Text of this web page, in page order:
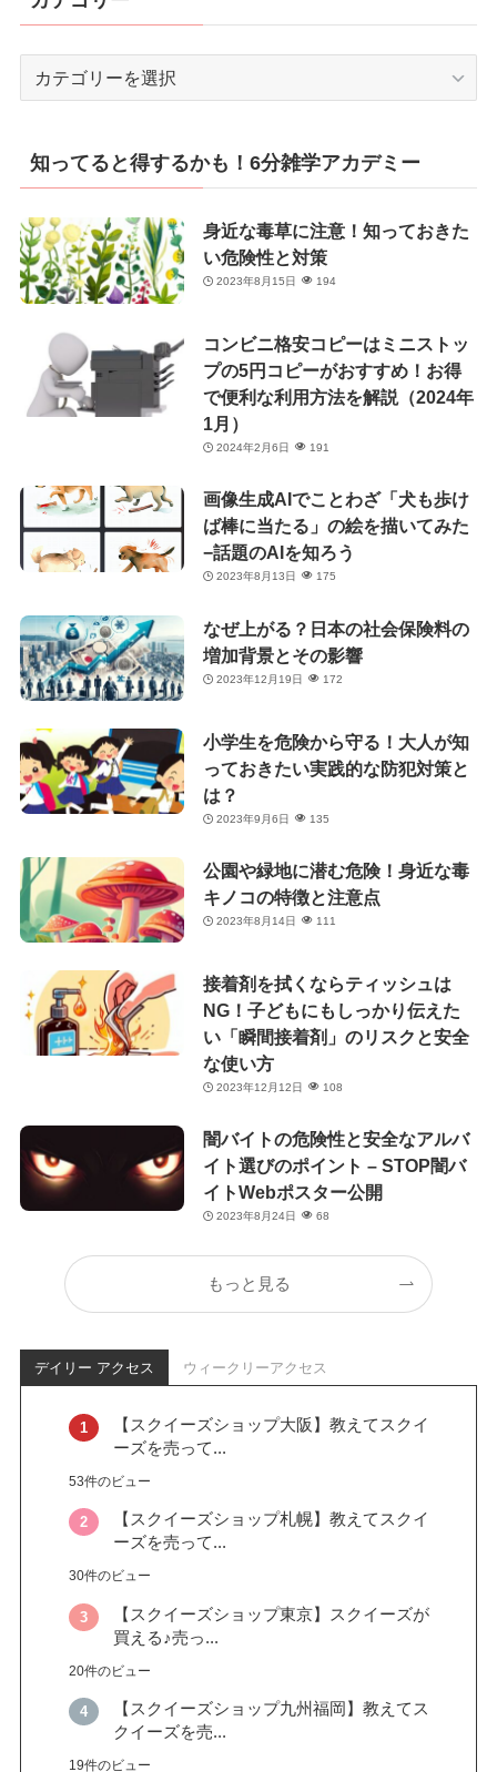
リ
ー
知ってると得するかも！6分雑学アカデミー
身近な毒草に注意！知っておきた
い危険性と対策
2023年8月15日 194
コンビニ格安コピーはミニストッ
プの5円コピーがおすすめ！お得
で便利な利用方法を解説（2024年
1月）
2024年2月6日 191
画像生成AIでことわざ「犬も歩け
ば棒に当たる」の絵を描いてみた
−話題のAIを知ろう
2023年8月13日 175
なぜ上がる？日本の社会保険料の
増加背景とその影響
2023年12月19日 172
小学生を危険から守る！大人が知
っておきたい実践的な防犯対策と
は？
2023年9月6日 135
公園や緑地に潜む危険！身近な毒
キノコの特徴と注意点
2023年8月14日 111
接着剤を拭くならティッシュは
NG！子どもにもしっかり伝えた
い「瞬間接着剤」のリスクと安全
な使い方
2023年12月12日 108
闇バイトの危険性と安全なアルバ
イト選びのポイント – STOP闇バ
イトWebポスター公開
2023年8月24日 68
もっと見る
デイリー アクセス ウィークリーアクセス
【スクイーズショップ大阪】教えてスクイ
ーズを売って...
53件のビュー
【スクイーズショップ札幌】教えてスクイ
ーズを売って...
30件のビュー
【スクイーズショップ東京】スクイーズが
買える♪売っ...
20件のビュー
【スクイーズショップ九州福岡】教えてス
クイーズを売...
19件のビュー